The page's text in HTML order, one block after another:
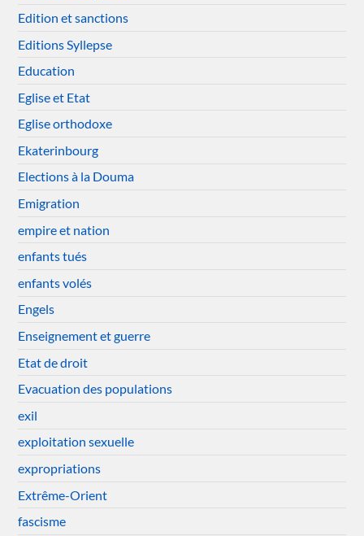
Edition et sanctions
Editions Syllepse
Education
Eglise et Etat
Eglise orthodoxe
Ekaterinbourg
Elections à la Douma
Emigration
empire et nation
enfants tués
enfants volés
Engels
Enseignement et guerre
Etat de droit
Evacuation des populations
exil
exploitation sexuelle
expropriations
Extrême-Orient
fascisme